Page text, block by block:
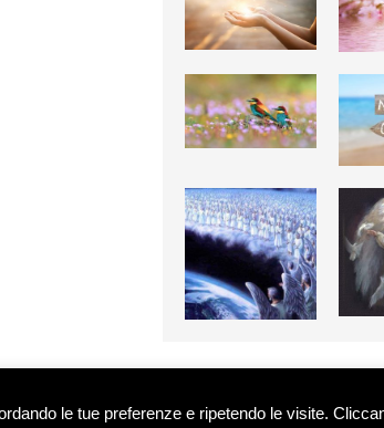
sono di proprietà intellettuale degli autori de Il Portale
le tue preferenze e ripetendo le visite.